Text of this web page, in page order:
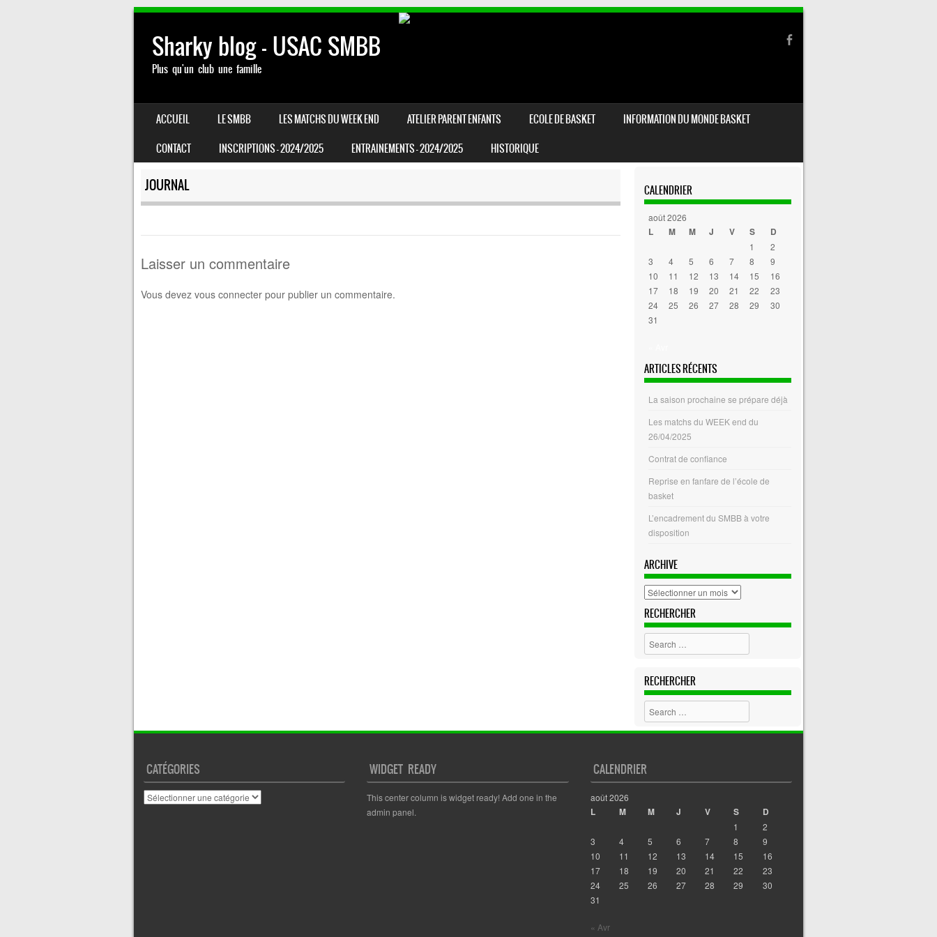
Sharky blog – USAC SMBB
Plus qu'un club une famille
MENU
SKIP TO CONTENT
ACCUEIL LE SMBB LES MATCHS DU WEEK END ATELIER PARENT ENFANTS ECOLE DE BASKET
INFORMATION DU MONDE BASKET
CONTACT
INSCRIPTIONS – 2024/2025 ENTRAINEMENTS – 2024/2025 HISTORIQUE
JOURNAL
Laisser un commentaire
Vous devez vous connecterpour publier un commentaire.
CALENDRIER
août 2026
L M M J V S D
1
2
3
4 5 6 7 8
9
10
11 12 13 14 15
16
17
18 19 20 21 22
23
24
25 26 27 28 29
30
31
ARTICLES RÉCENTS
La saison prochaine se prépare déjà
Les matchs du WEEK end du
26/04/2025
Contrat de confiance
Reprise en fanfare de l’école de
basket
L’encadrement du SMBB à votre
disposition
ARCHIVE
archive
RECHERCHER
Search
RECHERCHER
Search
CATÉGORIES
Catégories
WIDGET READY
This center column is widget ready! Add one in the
admin panel.
CALENDRIER
août 2026
L M M J V S D
1
2
3
4 5 6 7 8
9
10
11 12 13 14 15
16
17
18 19 20 21 22
23
24
25 26 27 28 29
30
31
« Avr